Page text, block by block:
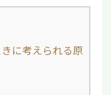
に考えられる原